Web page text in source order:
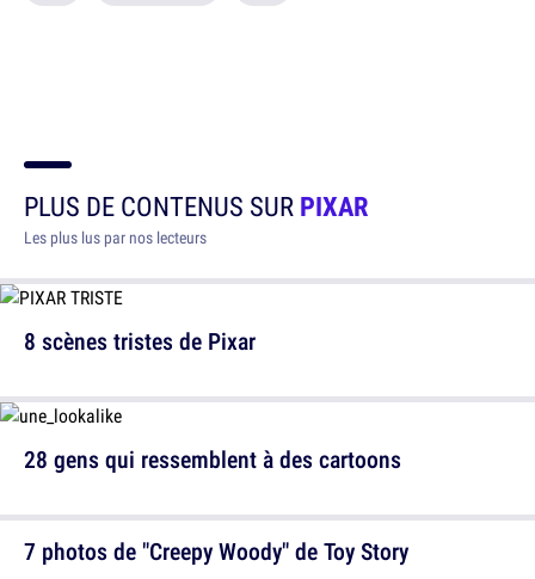
PLUS DE CONTENUS SURPIXAR
Les plus lus par nos lecteurs
8 scènes tristes de Pixar
7 photos de "Creepy Woody" de Toy Story
28 gens qui ressemblent à des cartoons